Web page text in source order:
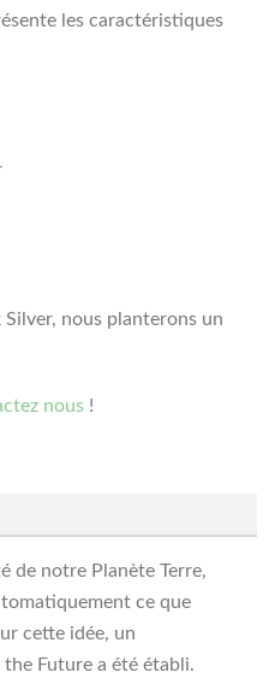
les caractéristiques
nous planterons un
nous !
de notre Planète Terre,
ce que
cette idée, un
Future a été établi.